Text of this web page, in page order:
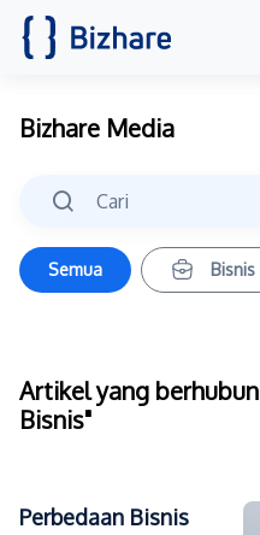
Bizhare Media
Semua Bisnis
Artikel yang
Bisnis"
Perbedaan Bisnis